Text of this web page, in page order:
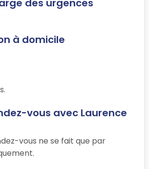
des urgences
à domicile
vous avec Laurence
vous ne se fait que par